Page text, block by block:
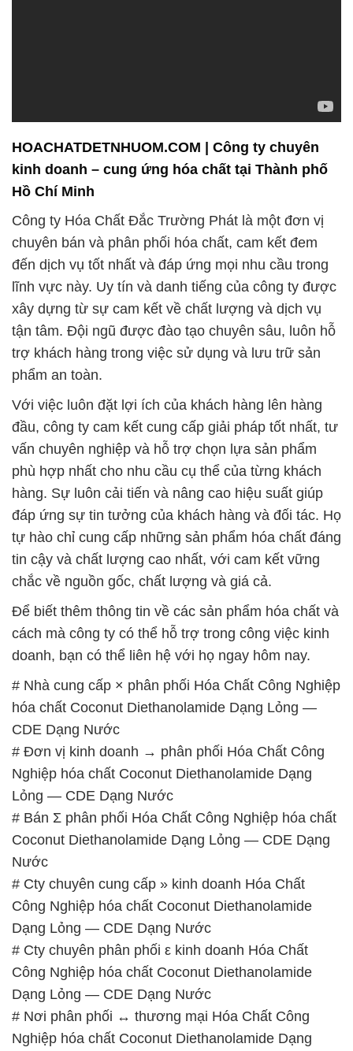
HOACHATDETNHUOM.COM | Công ty chuyên
kinh doanh – cung ứng hóa chất tại Thành phố
Hồ Chí Minh
Công ty Hóa Chất Đắc Trường Phát là một đơn vị
chuyên bán và phân phối hóa chất, cam kết đem
đến dịch vụ tốt nhất và đáp ứng mọi nhu cầu trong
lĩnh vực này. Uy tín và danh tiếng của công ty được
xây dựng từ sự cam kết về chất lượng và dịch vụ
tận tâm. Đội ngũ được đào tạo chuyên sâu, luôn hỗ
trợ khách hàng trong việc sử dụng và lưu trữ sản
phẩm an toàn.
Với việc luôn đặt lợi ích của khách hàng lên hàng
đầu, công ty cam kết cung cấp giải pháp tốt nhất, tư
vấn chuyên nghiệp và hỗ trợ chọn lựa sản phẩm
phù hợp nhất cho nhu cầu cụ thể của từng khách
hàng. Sự luôn cải tiến và nâng cao hiệu suất giúp
đáp ứng sự tin tưởng của khách hàng và đối tác. Họ
tự hào chỉ cung cấp những sản phẩm hóa chất đáng
tin cậy và chất lượng cao nhất, với cam kết vững
chắc về nguồn gốc, chất lượng và giá cả.
Để biết thêm thông tin về các sản phẩm hóa chất và
cách mà công ty có thể hỗ trợ trong công việc kinh
doanh, bạn có thể liên hệ với họ ngay hôm nay.
# Nhà cung cấp × phân phối Hóa Chất Công Nghiệp
hóa chất Coconut Diethanolamide Dạng Lỏng —
CDE Dạng Nước
# Đơn vị kinh doanh → phân phối Hóa Chất Công
Nghiệp hóa chất Coconut Diethanolamide Dạng
Lỏng — CDE Dạng Nước
# Bán Σ phân phối Hóa Chất Công Nghiệp hóa chất
Coconut Diethanolamide Dạng Lỏng — CDE Dạng
Nước
# Cty chuyên cung cấp » kinh doanh Hóa Chất
Công Nghiệp hóa chất Coconut Diethanolamide
Dạng Lỏng — CDE Dạng Nước
# Cty chuyên phân phối ε kinh doanh Hóa Chất
Công Nghiệp hóa chất Coconut Diethanolamide
Dạng Lỏng — CDE Dạng Nước
# Nơi phân phối ↔ thương mại Hóa Chất Công
Nghiệp hóa chất Coconut Diethanolamide Dạng